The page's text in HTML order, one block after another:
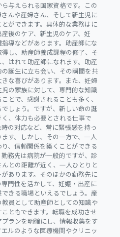
与えられる国家資格です。この
んや産婦さん、そして新生児に
ができます。具体的な業務はに
後のケア、新生児のケア、妊
導などがあります。助産師にな
し、助産師養成課程の修了、そ
はれて助産師になれます。助産
誕生に立ち会い、その瞬間を共
な喜びがあります。また、妊婦
の家族に対して、専門的な知識
とで、感謝されることも多く、
しょう。ですが、新しい命の誕
、体力も必要とされる仕事で
の対応など、常に緊張感を持っ
す。しかし、その一方で、一人
、信頼関係を築くことができる
務先は病院が一般的ですが、診
との距離が近く、一人ひとりと
あります。そのほかの勤務先に
門性を活かして、妊娠・出産に
きる職場といえるでしょう。産
員として助産師としての知識や
ともできます。転職を成功させ
ランを明確にし、情報収集をす
ルのような医療機関やクリニッ